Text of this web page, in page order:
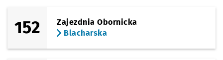
152
Zajezdnia Obornicka
Blacharska